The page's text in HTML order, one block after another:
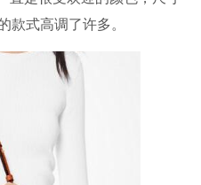
款式高调了许多。